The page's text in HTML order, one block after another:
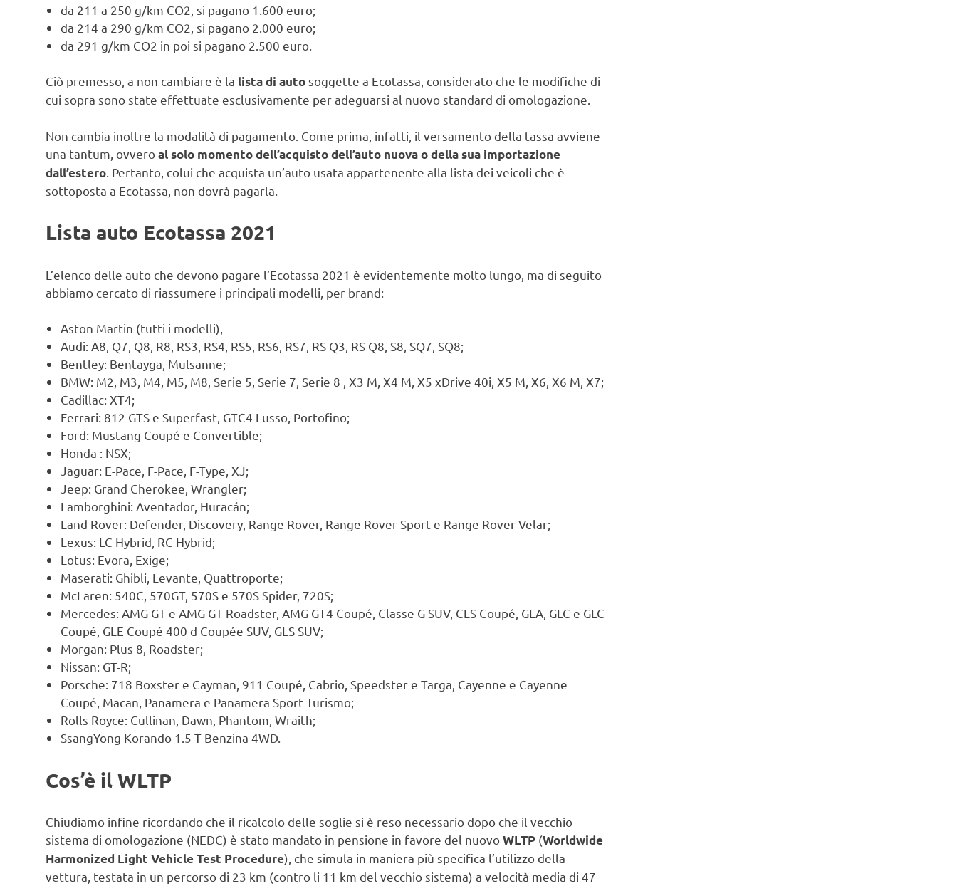
da 211 a 250 g/km CO2, si pagano 1.600 euro;
da 214 a 290 g/km CO2, si pagano 2.000 euro;
da 291 g/km CO2 in poi si pagano 2.500 euro.
Ciò premesso, a non cambiare è la lista di auto soggette a Ecotassa, considerato che le modifiche di
cui sopra sono state effettuate esclusivamente per adeguarsi al nuovo standard di omologazione.
Non cambia inoltre la modalità di pagamento. Come prima, infatti, il versamento della tassa avviene
una tantum, ovveroal solo momento dell’acquisto dell’auto nuova o della sua importazione
dall’estero . Pertanto, colui che acquista un’auto usata appartenente alla lista dei veicoli che è
sottoposta a Ecotassa, non dovrà pagarla.
Lista auto Ecotassa 2021
L’elenco delle auto che devono pagare l’Ecotassa 2021 è evidentemente molto lungo, ma di seguito
abbiamo cercato di riassumere i principali modelli, per brand:
Aston Martin (tutti i modelli),
Audi: A8, Q7, Q8, R8, RS3, RS4, RS5, RS6, RS7, RS Q3, RS Q8, S8, SQ7, SQ8;
Bentley: Bentayga, Mulsanne;
BMW: M2, M3, M4, M5, M8, Serie 5, Serie 7, Serie 8 , X3 M, X4 M, X5 xDrive 40i, X5 M, X6, X6 M, X7;
Cadillac: XT4;
Ferrari: 812 GTS e Superfast, GTC4 Lusso, Portofino;
Ford: Mustang Coupé e Convertible;
Honda : NSX;
Jaguar: E-Pace, F-Pace, F-Type, XJ;
Jeep: Grand Cherokee, Wrangler;
Lamborghini: Aventador, Huracán;
Land Rover: Defender, Discovery, Range Rover, Range Rover Sport e Range Rover Velar;
Lexus: LC Hybrid, RC Hybrid;
Lotus: Evora, Exige;
Maserati: Ghibli, Levante, Quattroporte;
McLaren: 540C, 570GT, 570S e 570S Spider, 720S;
Mercedes: AMG GT e AMG GT Roadster, AMG GT4 Coupé, Classe G SUV, CLS Coupé, GLA, GLC e GLC
Coupé, GLE Coupé 400 d Coupée SUV, GLS SUV;
Morgan: Plus 8, Roadster;
Nissan: GT-R;
Porsche: 718 Boxster e Cayman, 911 Coupé, Cabrio, Speedster e Targa, Cayenne e Cayenne
Coupé, Macan, Panamera e Panamera Sport Turismo;
Rolls Royce: Cullinan, Dawn, Phantom, Wraith;
SsangYong Korando 1.5 T Benzina 4WD.
Cos’è il WLTP
Chiudiamo infine ricordando che il ricalcolo delle soglie si è reso necessario dopo che il vecchio
sistema di omologazione (NEDC) è stato mandato in pensione in favore del nuovoWLTP (Worldwide
Harmonized Light Vehicle Test Procedure), che simula in maniera più specifica l’utilizzo della
vettura, testata in un percorso di 23 km (contro li 11 km del vecchio sistema) a velocità media di 47